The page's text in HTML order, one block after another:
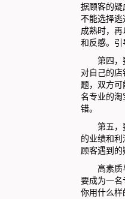
据顾客的
不能选择
成熟时，
和反感。
第四，要
对自己的
题，双方
名专业的
错。
第五，要
的业绩和
顾客遇到
高素质与
要成为一
你用什么样